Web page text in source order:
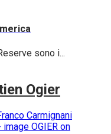
sono i...
Ogier
Carmignani